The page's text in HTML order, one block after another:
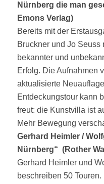
Nürnberg die man
Emons Verlag)
Bereits mit der
Bruckner und Jo
bekannter und
Erfolg. Die Aufnahmen
aktualisierte
Entdeckungstour kann
freut: die Kunstvilla ist
Mehr Bewegung
Gerhard Heimler /
Nürnberg“ (Rother
Gerhard Heimler und
beschreiben 50